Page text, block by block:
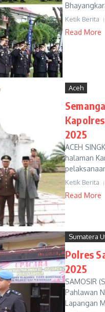
Ketik Berita
Read More
Aceh
2025
ACEH
halaman
Ketik Berita
Read More
Sumatera
Polres
2025
SAMOSIR
Pahlawan
Lapangan